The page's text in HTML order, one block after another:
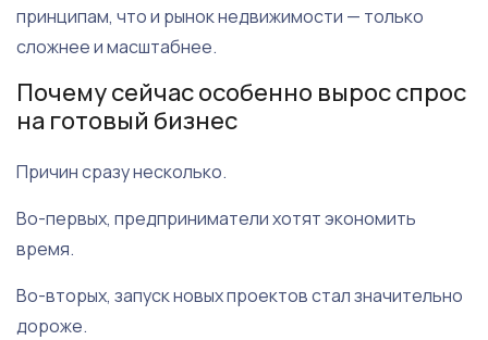
принципам, что и рынок недвижимости — только
сложнее и масштабнее.
Почему сейчас особенно вырос спрос
на готовый бизнес
Причин сразу несколько.
Во-первых, предприниматели хотят экономить
время.
Во-вторых, запуск новых проектов стал значительно
дороже.